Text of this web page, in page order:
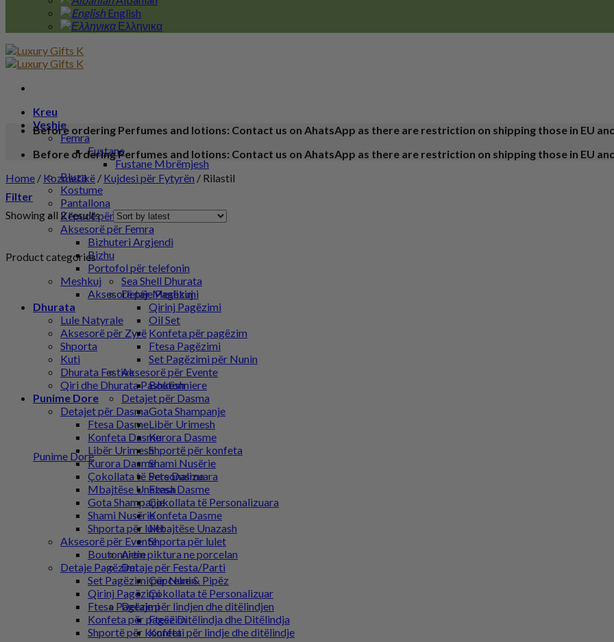
English
Ελληνικα
Kreu
Veshje
Femra
Fustane
Fustane Mbrëmjesh
Bluza
Kostume
Pantallona
Këpucë për Femra
Aksesorë për Femra
Bizhuteri Argjendi
Bizhu
Portofol për telefonin
Meshkuj
Aksesorë për Meshkuj
Dhurata
Lule Natyrale
Aksesorë për Zyrë
Shporta
Kuti
Dhurata Festive
Qiri dhe Dhurata Pashkësh
Punime Dore
Detajet për Dasma
Ftesa Dasme
Konfeta Dasme
Libër Urimesh
Kurora Dasme
Çokollata të Personalizuara
Mbajtëse Unazash
Gota Shampanje
Shami Nusërie
Shporta për lulet
Aksesorë për Evente
Boutonniere
Detaje Pagëzimi
Set Pagëzimi për Nunin
Qirinj Pagëzimi
Ftesa Pagëzimi
Konfeta për pagëzim
Shportë për konfeta
Before ordering Perfumes and lotions: Contact us on AhatsApp as there are restriction on shipping those in EU
Before ordering Perfumes and lotions: Contact us on AhatsApp as there are restriction on shipping those in EU
Home / Kozmetikë / Kujdesi për Fytyrën / Rilastil
Filter
Showing all 2 results
Product categories
Punime Dore
Sea Shell Dhurata
Detaje Pagëzimi
Qirinj Pagëzimi
Oil Set
Konfeta për pagëzim
Ftesa Pagëzimi
Set Pagëzimi për Nunin
Aksesorë për Evente
Boutonniere
Detajet për Dasma
Gota Shampanje
Libër Urimesh
Kurora Dasme
Shportë për konfeta
Shami Nusërie
Sete Dasme
Ftesa Dasme
Çokollata të Personalizuara
Konfeta Dasme
Mbajtëse Unazash
Shporta për lulet
Artin piktura ne porcelan
Detaje për Festa/Parti
Cupceke & Pipëz
Çokollata të Personalizuar
Detaje për lindjen dhe ditëlindjen
Ftesë Ditëlindja dhe Ditëlindja
Konfeti për lindje dhe ditëlindje